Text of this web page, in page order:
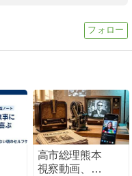
高市総理熊本
視察動画、